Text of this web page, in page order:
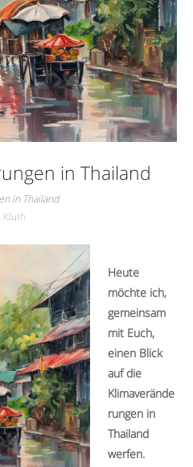
in Thailand
in Thailand
Kluth
Heute
möchte ich,
gemeinsam
mit Euch,
einen Blick
auf die
Klimaverände
rungen in
Thailand
werfen.